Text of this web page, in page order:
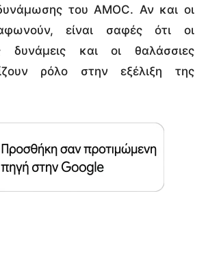
του AMOC. Αν και οι
είναι σαφές ότι οι
δυνάμεις και οι θαλάσσιες
ρόλο στην εξέλιξη της